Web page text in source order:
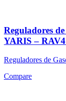
Reguladores
YARIS –
Reguladores de
Compare